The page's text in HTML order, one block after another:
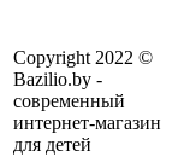
Copyright 2022 ©
Bazilio.by -
современный
интернет-магазин
для детей